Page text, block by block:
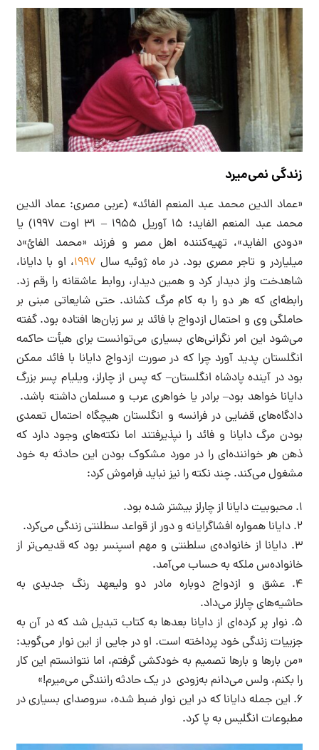
زندگی نمی‌میرد
«عماد الدین محمد عبد المنعم الفائد» (عربی مصری: عماد الدین
محمد عبد المنعم الفاید؛ ۱۵ آوریل ۱۹۵۵ – ۳۱ اوت ۱۹۹۷) یا
«دودی الفاید»، تهیه‌کننده اهل مصر و فرزند «محمد الفائ»د
میلیاردر و تاجر مصری بود. در ماه ژوئیه سال ۱۹۹۷، او با دایانا،
شاهدخت ولز دیدار کرد و همین دیدار، روابط عاشقانه را رقم زد.
رابطه‌ای که هر دو را به کام مرگ کشاند. حتی شایعاتی مبنی بر
حاملگی وی و احتمال ازدواج با فائد بر سر زبان‌ها افتاده بود. گفته
می‌شود این امر نگرانی‌های بسیاری می‌توانست برای هیأت حاکمه
انگلستان پدید آورد چرا که در صورت ازدواج دایانا با فائد ممکن
بود در آینده پادشاه انگلستان– که پس از چارلز، ویلیام پسر بزرگ
دایانا خواهد بود– برادر یا خواهری عرب و مسلمان داشته باشد.
دادگاه‌های قضایی در فرانسه و انگلستان هیچگاه احتمال تعمدی
بودن مرگ دایانا و فائد را نپذیرفتند اما نکته‌های وجود دارد که
ذهن هر خواننده‌ای را در مورد مشکوک بودن این حادثه به خود
مشغول می‌کند. چند نکته را نیز نباید فراموش کرد:
1. محبوبیت دایانا از چارلز بیشتر شده بود.
2. دایانا همواره افشاگرایانه و دور از قواعد سطلنتی زندگی می‌کرد.
3. دایانا از خانواده‌ی سلطنتی و مهم اسپنسر بود که قدیمی‌تر از
خانواده‌س ملکه به حساب می‌آمد.
4. عشق و ازدواج دوباره مادر دو ولیعهد رنگ جدیدی به
حاشیه‌های چارلز می‌داد.
5. نوار پر کرده‌ای از دایانا بعدها به کتاب تبدیل شد که در آن به
جزییات زندگی خود پرداخته است. او در جایی از اين نوار می‌گوید:
«من بارها و بارها تصميم به خودکشی گرفتم، اما نتوانستم اين کار
را بکنم، ولس می‌دانم به‌زودی در يک حادثه رانندگی می‌ميرم!»
6. اين جمله دايانا که در اين نوار ضبط شده، سروصدای بسياری در
مطبوعات انگليس به پا کرد.